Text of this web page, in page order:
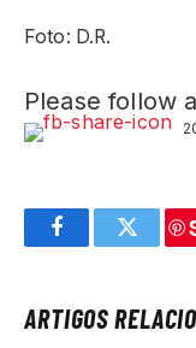
Foto: D.R.
Please follow
FacebookTwitter
ARTIGOS